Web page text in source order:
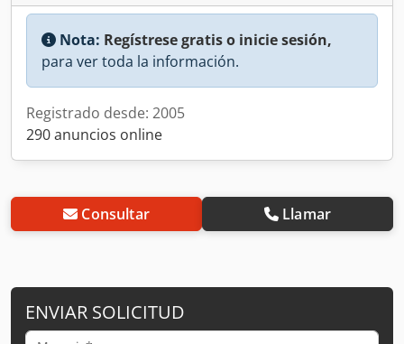
Nota: Regístrese gratis o inicie sesión,
para ver toda la información.
Registrado desde: 2005
290 anuncios online
Consultar Llamar
ENVIAR SOLICITUD